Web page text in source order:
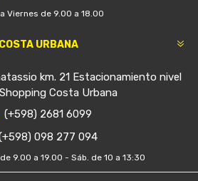
Viernes de 9.00 a 18.00
COSTA URBANA
km. 21 Estacionamiento nivel
Costa Urbana
(+598) 2681 6099
098 277 094
9.00 a 19.00 - Sáb. de 10 a 13:30